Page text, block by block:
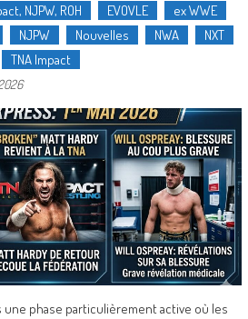
NJPW, ROH EVOVLE
ex WWE
NJPW Nouvelles NWA
NXT
TNA Impact
une phase particulièrement active où les